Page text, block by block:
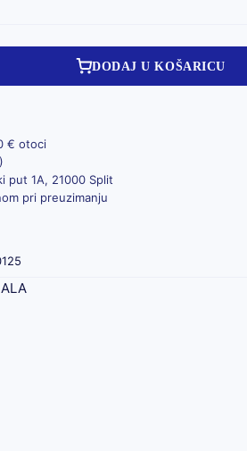
DODAJ U KOŠARICU
€ otoci
put 1A, 21000 Split
pri preuzimanju